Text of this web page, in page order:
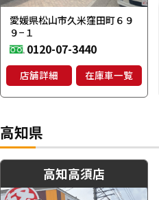
愛媛県松山市久米窪田町６９
９−１
0120-07-3440
店舗詳細 在庫車一覧
高知県
高知高須店